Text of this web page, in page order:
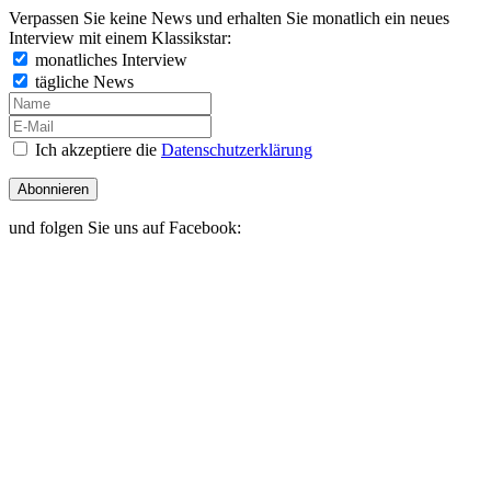
Verpassen Sie keine News und erhalten Sie monatlich ein neues
Interview mit einem Klassikstar:
monatliches Interview
tägliche News
Ich akzeptiere die Datenschutzerklärung
Abonnieren
und folgen Sie uns auf Facebook: